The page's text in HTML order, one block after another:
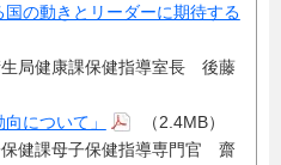
国の動きとリーダーに期待する
生局健康課保健指導室長 後藤
について」
（2.4MB）
保健課母子保健指導専門官 齋